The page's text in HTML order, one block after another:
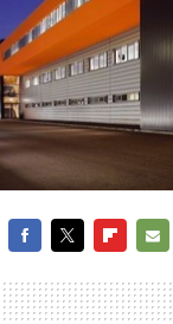
MAIL